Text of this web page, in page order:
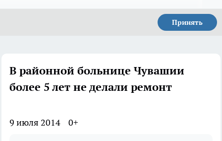
Принять
В районной больнице Чувашии
более 5 лет не делали ремонт
9 июля 2014 0+